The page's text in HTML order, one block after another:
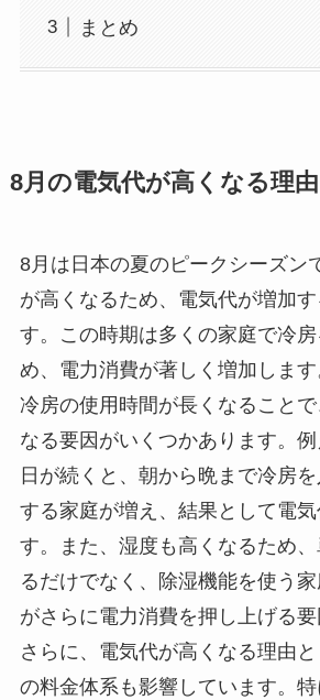
まとめ
8月の電気代が高くなる理由
8月は日本の夏のピークシーズン
が高くなるため、電気代が増加
す。この時期は多くの家庭で冷
め、電力消費が著しく増加します
冷房の使用時間が長くなることで
なる要因がいくつかあります。
日が続くと、朝から晩まで冷房
する家庭が増え、結果として電気
す。また、湿度も高くなるため
るだけでなく、除湿機能を使う
がさらに電力消費を押し上げる要
さらに、電気代が高くなる理由
の料金体系も影響しています。